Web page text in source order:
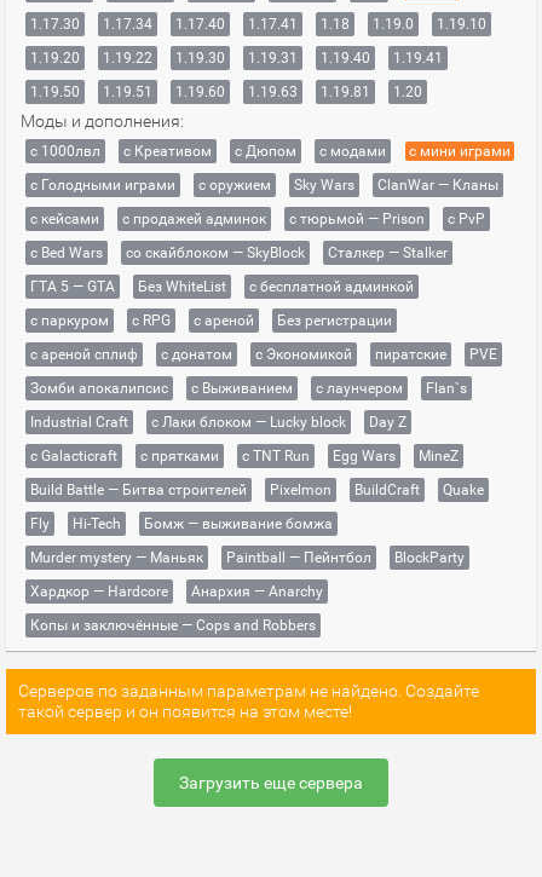
1.17.30
1.17.34 1.17.40 1.17.41 1.18 1.19.0
1.19.10
1.19.20
1.19.22 1.19.30 1.19.31 1.19.40
1.19.41
1.19.50
1.19.51 1.19.60 1.19.63 1.19.81 1.20
Моды и дополнения:
с 1000лвл c Креативом с Дюпом с модами
с мини играми
с Голодными играми
с оружием Sky Wars
ClanWar — Кланы
с кейсами
с продажей админок с тюрьмой — Prison
с PvP
с Bed Wars
со скайблоком — SkyBlock
Сталкер — Stalker
ГТА 5 — GTA
Без WhiteList
с бесплатной админкой
с паркуром
с RPG с ареной
Без регистрации
с ареной сплиф
с донатом с Экономикой пиратские
PVE
Зомби апокалипсис
с Выживанием с лаунчером
Flan`s
Industrial Craft
с Лаки блоком — Lucky block
Day Z
с Galacticraft
с прятками с TNT Run Egg Wars
MineZ
Build Battle — Битва строителей
Pixelmon BuildCraft
Quake
Fly
Hi-Tech
Бомж — выживание бомжа
Murder mystery — Маньяк
Paintball — Пейнтбол
BlockParty
Хардкор — Hardcore
Анархия — Anarchy
Копы и заключённые — Cops and Robbers
Серверов по заданным параметрам не найдено. Создайте
такой сервер и он появится на этом месте!
Загрузить еще сервера